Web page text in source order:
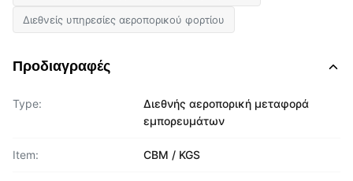
Διεθνείς υπηρεσίες αεροπορικού φορτίου
Προδιαγραφές
Type:
Διεθνής αεροπορική μεταφορά
εμπορευμάτων
Item: CBM / KGS